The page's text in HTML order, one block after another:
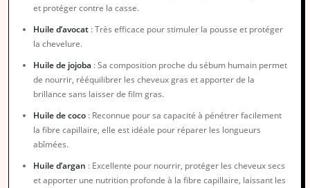
et protéger contre la casse.
Huile d’avocat : Très efficace pour stimuler la pousse et protéger
la chevelure.
Huile de jojoba : Sa composition proche du sébum humain permet
de nourrir, rééquilibrer les cheveux gras et apporter de la
brillance sans laisser de film gras.
Huile de coco : Reconnue pour sa capacité à pénétrer facilement
la fibre capillaire, elle est idéale pour réparer les longueurs
abîmées.
Huile d’argan : Excellente pour nourrir, protéger les cheveux secs
et apporter une nutrition profonde à la fibre capillaire, laissant les